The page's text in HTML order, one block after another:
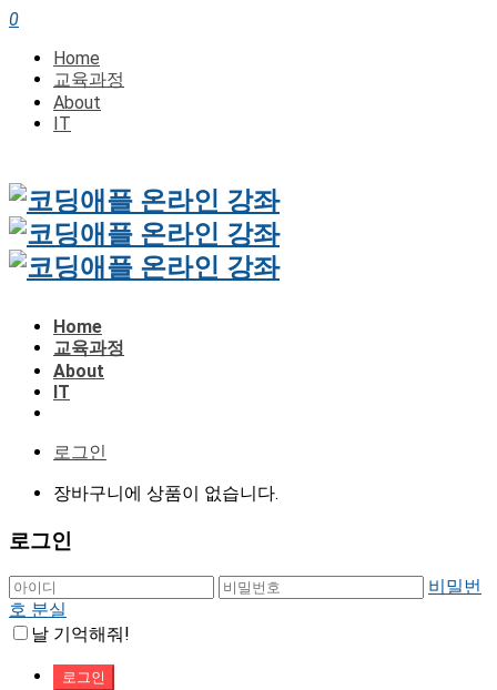
0
Home
교육과정
About
IT
Home
교육과정
About
IT
로그인
장바구니에 상품이 없습니다.
로그인
비밀번
호 분실
날 기억해줘!